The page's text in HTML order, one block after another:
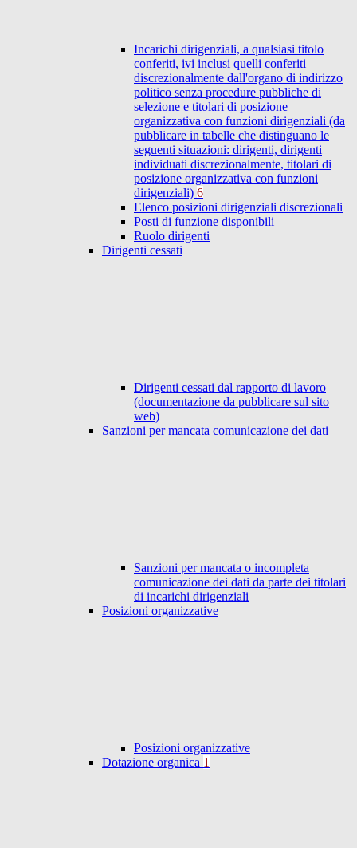
Incarichi dirigenziali, a qualsiasi titolo
conferiti, ivi inclusi quelli conferiti
discrezionalmente dall'organo di indirizzo
politico senza procedure pubbliche di
selezione e titolari di posizione
organizzativa con funzioni dirigenziali (da
pubblicare in tabelle che distinguano le
seguenti situazioni: dirigenti, dirigenti
individuati discrezionalmente, titolari di
posizione organizzativa con funzioni
dirigenziali) 6
Elenco posizioni dirigenziali discrezionali
Posti di funzione disponibili
Ruolo dirigenti
Dirigenti cessati
Dirigenti cessati dal rapporto di lavoro
(documentazione da pubblicare sul sito
web)
Sanzioni per mancata comunicazione dei dati
Sanzioni per mancata o incompleta
comunicazione dei dati da parte dei titolari
di incarichi dirigenziali
Posizioni organizzative
Posizioni organizzative
Dotazione organica 1